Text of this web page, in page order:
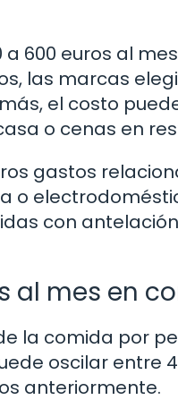
600 euros al
las marcas
el costo
o cenas en
gastos
o
con
al mes en
la comida por
oscilar entre
anteriormente.